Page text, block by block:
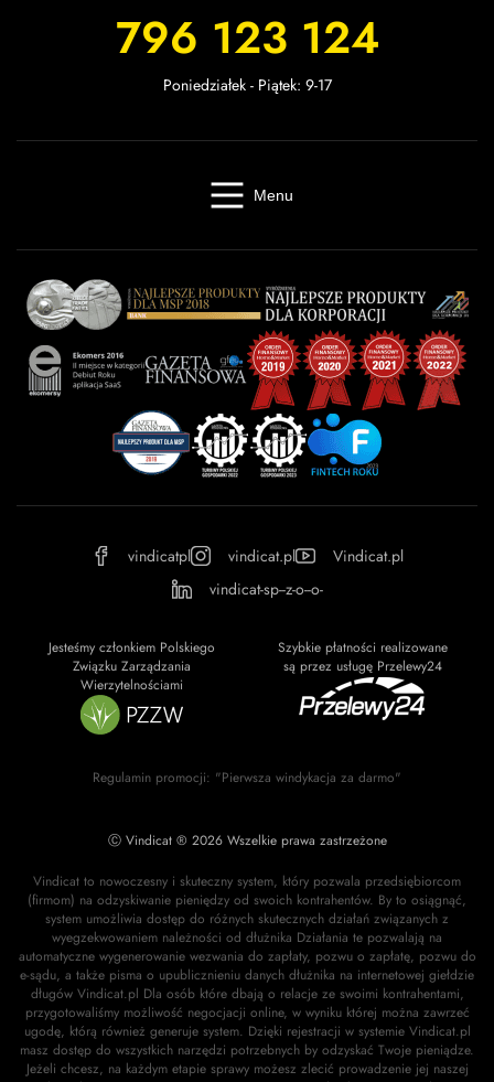
796 123 124
Poniedziałek - Piątek: 9-17
Menu
Baza wiedzyKontaktKalkulator odsetekMiastaPartnerzyFAQRegulaminOWU
vindicatpl vindicat.pl
Vindicat.pl
vindicat-sp--z-o--o-
Jesteśmy członkiem Polskiego
Związku Zarządzania
Wierzytelnościami
Szybkie płatności realizowane
są przez usługę Przelewy24
Regulamin promocji: "Pierwsza windykacja za darmo"
Ⓒ Vindicat ® 2026 Wszelkie prawa zastrzeżone
Vindicat to nowoczesny i skuteczny system, który pozwala przedsiębiorcom
(firmom) na odzyskiwanie pieniędzy od swoich kontrahentów. By to osiągnąć,
system umożliwia dostęp do różnych skutecznych działań związanych z
wyegzekwowaniem należności od dłużnika Działania te pozwalają na
automatyczne wygenerowanie wezwania do zapłaty, pozwu o zapłatę, pozwu do
e-sądu, a także pisma o upublicznieniu danych dłużnika na internetowej giełdzie
długów Vindicat.pl Dla osób które dbają o relacje ze swoimi kontrahentami,
przygotowaliśmy możliwość negocjacji online, w wyniku której można zawrzeć
ugodę, którą również generuje system. Dzięki rejestracji w systemie Vindicat.pl
masz dostęp do wszystkich narzędzi potrzebnych by odzyskać Twoje pieniądze.
Jeżeli chcesz, na każdym etapie sprawy możesz zlecić prowadzenie jej naszej